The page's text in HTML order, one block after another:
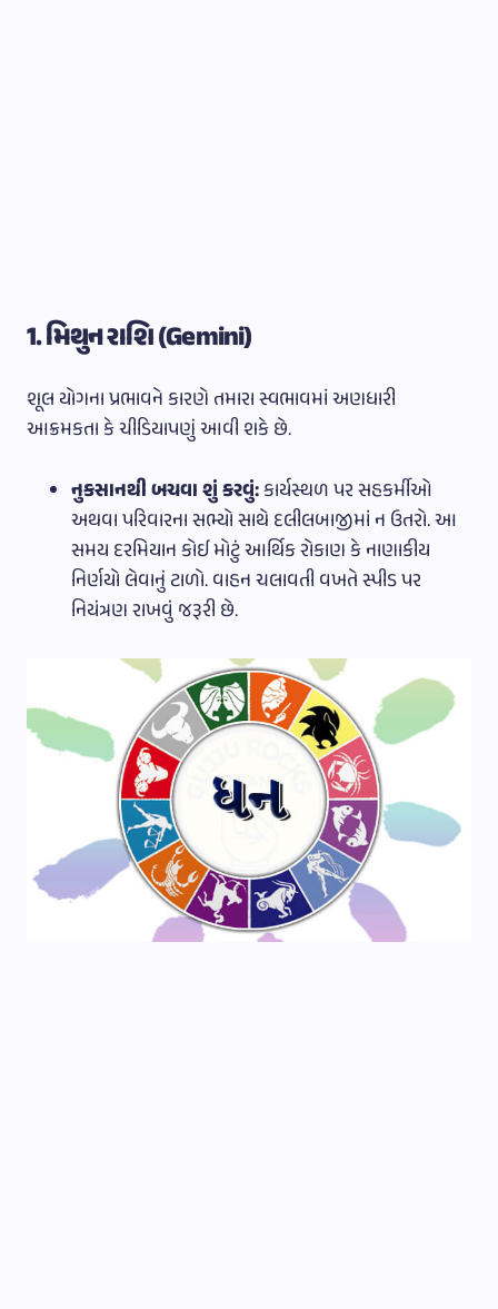
1. મિથુન રાશિ (Gemini)
શૂલ યોગના પ્રભાવને કારણે તમારા સ્વભાવમાં અણધારી
આક્રમકતા કે ચીડિયાપણું આવી શકે છે.
નુકસાનથી બચવા શું કરવું:કાર્યસ્થળ પર સહકર્મીઓ
અથવા પરિવારના સભ્યો સાથે દલીલબાજીમાં ન ઉતરો. આ
સમય દરમિયાન કોઈ મોટું આર્થિક રોકાણ કે નાણાકીય
નિર્ણયો લેવાનું ટાળો. વાહન ચલાવતી વખતે સ્પીડ પર
નિયંત્રણ રાખવું જરૂરી છે.